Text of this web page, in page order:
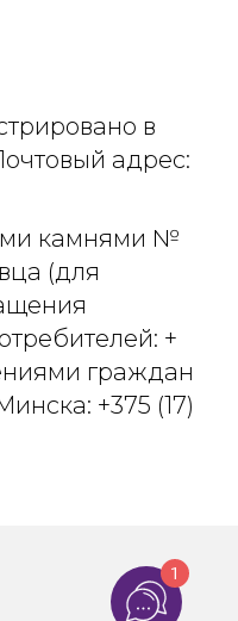
в
адрес:
камнями №
(для
+
граждан
+375 (17)
1